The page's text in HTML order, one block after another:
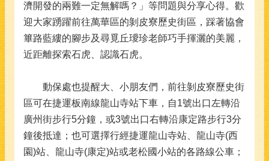
濟開發的兩難一定無解嗎？」等問題與分享心得。歡
迎大家踴躍前往萬華區的剝皮寮歷史街區，踩著協會
篳路藍縷的腳步及尋覓丘璦珍老師巧手揮灑的美麗，
近距離探索石虎、認識石虎。
動保處也提醒大、小朋友們，前往剝皮寮歷史街
區可在捷運板南線龍山寺站下車，自1號出口左轉沿
廣州街步行5分鐘，或3號出口右轉沿康定路步行3分
鐘後抵達；也可選擇行經捷運龍山寺站、龍山寺(西
園)站、龍山寺(康定)站或老松國小站的各路線公車；